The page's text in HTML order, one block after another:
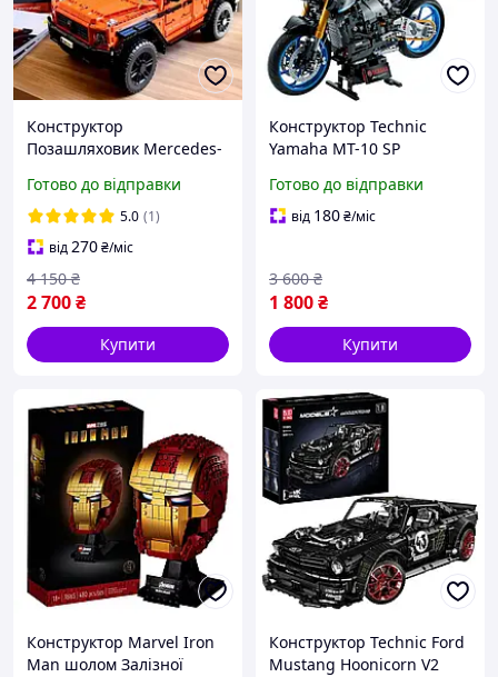
Конструктор
Позашляховик Mercedes-
автомобіль сумісний
блочний 2891 деталі
Готово до відправки
5.0 (1)
від270₴/міс
2 700₴
4 150 ₴
Купити
Конструктор Technic
Yamaha MT-10 SP
блочний Ямаха Технік
Готово до відправки
від 180₴/міс
1 800₴
3 600 ₴
Купити
Конструктор Marvel Iron
Man шолом Залізної
Конструктор Technic Ford
Mustang Hoonicorn V2